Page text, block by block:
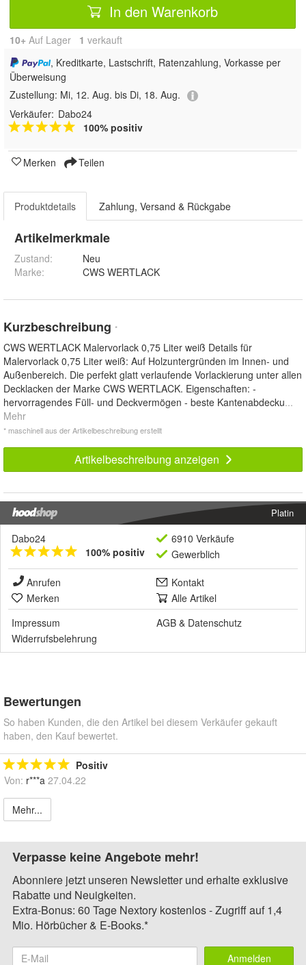
In den Warenkorb
10+ Auf Lager 1 verkauft
, Kreditkarte, Lastschrift, Ratenzahlung, Vorkasse per
Überweisung
Zustellung: Mi, 12. Aug. bis Di, 18. Aug.
Verkäufer: Dabo24
100% positiv
Merken Teilen
Produktdetails Zahlung, Versand & Rückgabe
Artikelmerkmale
Zustand:
Neu
Marke:
CWS WERTLACK
Kurzbeschreibung *
CWS WERTLACK Malervorlack 0,75 Liter weiß Details für
Malervorlack 0,75 Liter weiß: Auf Holzuntergründen im Innen- und
Außenbereich. Die perfekt glatt verlaufende Vorlackierung unter allen
Decklacken der Marke CWS WERTLACK. Eigenschaften: -
hervorragendes Füll- und Deckvermögen - beste Kantenabdecku...
Mehr
* maschinell aus der Artikelbeschreibung erstellt
Artikelbeschreibung anzeigen
Platin
Dabo24
100% positiv
6910 Verkäufe
Gewerblich
Anrufen
Kontakt
Merken
Alle Artikel
Impressum
AGB & Datenschutz
Widerrufsbelehrung
Bewertungen
So haben Kunden, die den Artikel bei diesem Verkäufer gekauft
haben, den Kauf bewertet.
Positiv
Von: r***a 27.04.22
Mehr...
Verpasse keine Angebote mehr!
Abonniere jetzt unseren Newsletter und erhalte exklusive
Rabatte und Neuigkeiten.
Extra-Bonus: 60 Tage Nextory kostenlos - Zugriff auf 1,4
Mio. Hörbücher & E-Books.*
Anmelden